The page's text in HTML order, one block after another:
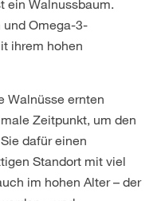
ein Walnussbaum.
und Omega-3-
ihrem hohen
Walnüsse ernten
Zeitpunkt, um den
dafür einen
Standort mit viel
im hohen Alter – der